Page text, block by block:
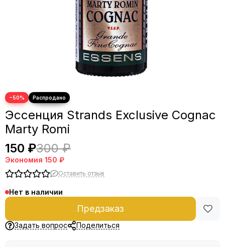
−50%
Эссенция Strands Exclusive Cognac
Marty Romi
150 ₽300 ₽
Экономия 150 ₽
Оставить отзыв
Нет в наличии
Предзаказ
Задать вопрос Поделиться